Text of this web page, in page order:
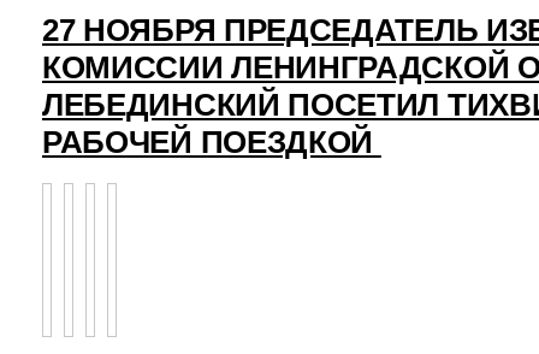
27 НОЯБРЯ ПРЕДСЕДАТЕЛЬ
КОМИССИИ ЛЕНИНГРАДСКОЙ
ЛЕБЕДИНСКИЙ ПОСЕТИЛ
РАБОЧЕЙ ПОЕЗДКОЙ